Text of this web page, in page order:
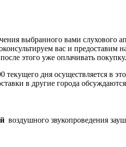
выбранного вами слухового
вас и
этого уже оплачивать покупку.
дня осуществляется в
в другие города
воздушного звукопроведения